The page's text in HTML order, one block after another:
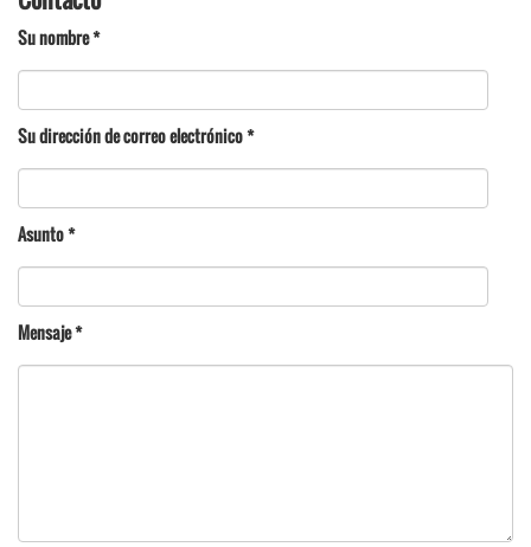
Su nombre*
Su dirección de correo electrónico*
Asunto*
Mensaje*